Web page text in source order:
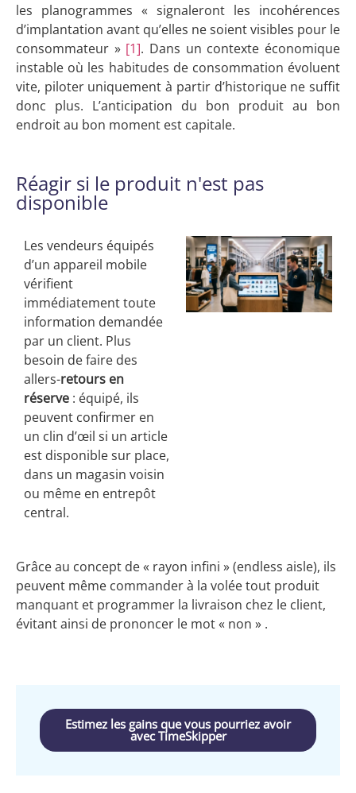
les planogrammes « signaleront les incohérences
d’implantation avant qu’elles ne soient visibles pour le
consommateur » [1]. Dans un contexte économique
instable où les habitudes de consommation évoluent
vite, piloter uniquement à partir d’historique ne suffit
donc plus. L’anticipation du bon produit au bon
endroit au bon moment est capitale.
Réagir si le produit n'est pas
disponible
Les vendeurs équipés
d’un appareil mobile
vérifient
immédiatement toute
information demandée
par un client. Plus
besoin de faire des
allers-retours en
réserve : équipé, ils
peuvent confirmer en
un clin d’œil si un article
est disponible sur place,
dans un magasin voisin
ou même en entrepôt
central.
Grâce au concept de « rayon infini » (endless aisle), ils
peuvent même commander à la volée tout produit
manquant et programmer la livraison chez le client,
évitant ainsi de prononcer le mot « non » .
Estimez les gains que vous pourriez avoir
avec TimeSkipper